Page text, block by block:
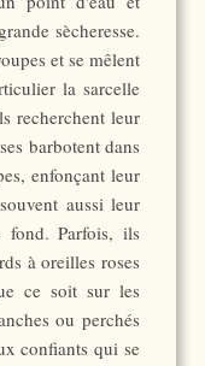
sècheresse.
et se mêlent
la sarcelle
recherchent leur
barbotent dans
enfonçant leur
aussi leur
Parfois, ils
à oreilles roses
ce soit sur les
ou perchés
confiants qui se